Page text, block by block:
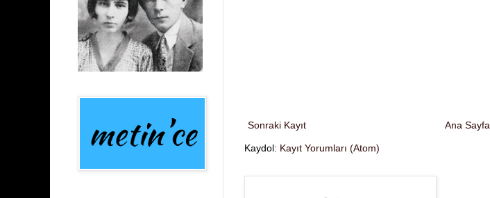
Sonraki Kayıt Ana Sayfa
Kaydol: Kayıt Yorumları (Atom)